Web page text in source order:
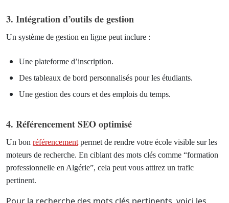
3. Intégration d’outils de gestion
Un système de gestion en ligne peut inclure :
Une plateforme d’inscription.
Des tableaux de bord personnalisés pour les étudiants.
Une gestion des cours et des emplois du temps.
4. Référencement SEO optimisé
Un bon référencement permet de rendre votre école visible sur les
moteurs de recherche. En ciblant des mots clés comme “formation
professionnelle en Algérie”, cela peut vous attirez un trafic
pertinent.